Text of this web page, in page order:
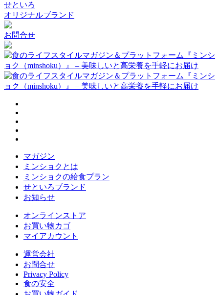
せといろ
オリジナルブランド
お問合せ
マガジン
ミンショクとは
ミンショクの給食プラン
せといろブランド
お知らせ
オンラインストア
お買い物カゴ
マイアカウント
運営会社
お問合せ
Privacy Policy
食の安全